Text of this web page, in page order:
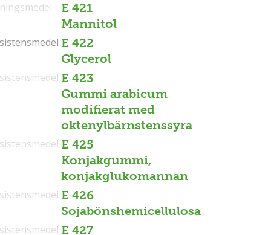
E 421
Mannitol
E 422
Glycerol
E 423
Gummi arabicum
modifierat med
oktenylbärnstenssyra
E 425
Konjakgummi,
konjakglukomannan
E 426
Sojabönshemicellulosa
E 427